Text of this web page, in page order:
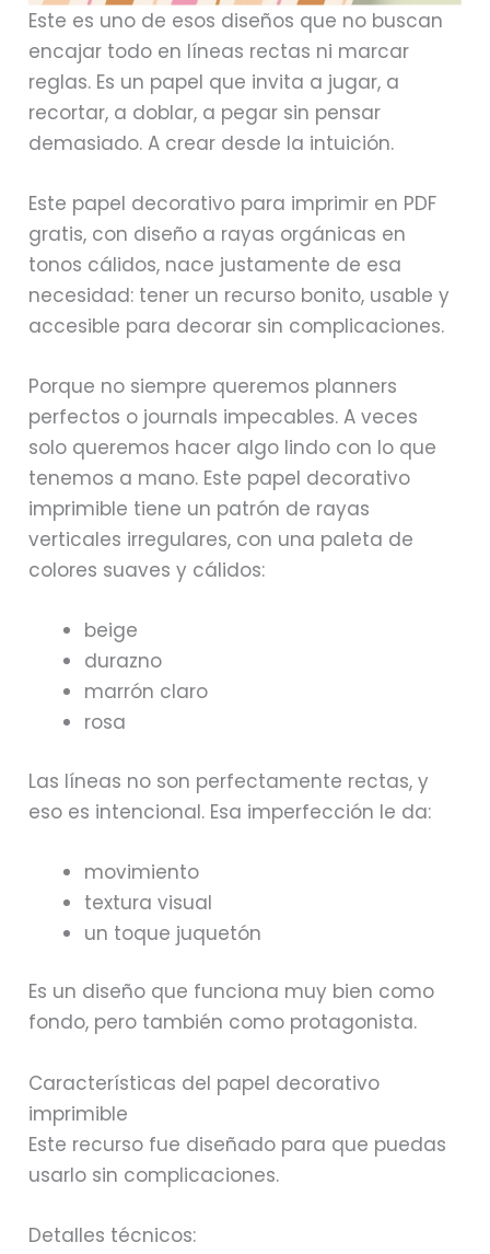
Este es uno de esos diseños que no buscan
encajar todo en líneas rectas ni marcar
reglas. Es un papel que invita a jugar, a
recortar, a doblar, a pegar sin pensar
demasiado. A crear desde la intuición.
Este papel decorativo para imprimir en PDF
gratis, con diseño a rayas orgánicas en
tonos cálidos, nace justamente de esa
necesidad: tener un recurso bonito, usable y
accesible para decorar sin complicaciones.
Porque no siempre queremos planners
perfectos o journals impecables. A veces
solo queremos hacer algo lindo con lo que
tenemos a mano. Este papel decorativo
imprimible tiene un patrón de rayas
verticales irregulares, con una paleta de
colores suaves y cálidos:
beige
durazno
marrón claro
rosa
Las líneas no son perfectamente rectas, y
eso es intencional. Esa imperfección le da:
movimiento
textura visual
un toque juquetón
Es un diseño que funciona muy bien como
fondo, pero también como protagonista.
Características del papel decorativo
imprimible
Este recurso fue diseñado para que puedas
usarlo sin complicaciones.
Detalles técnicos: